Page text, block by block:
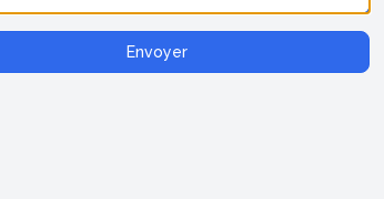
Envoyer